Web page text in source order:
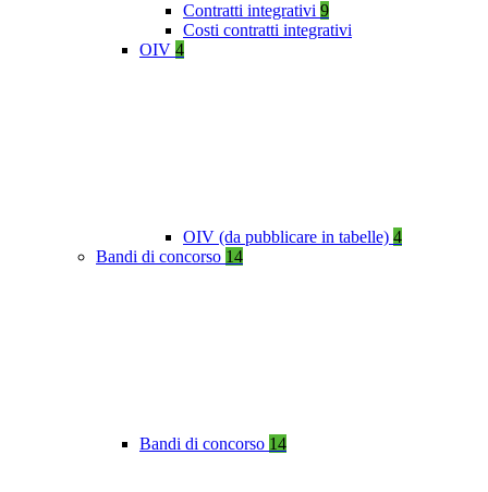
Contratti integrativi 9
Costi contratti integrativi
OIV 4
OIV (da pubblicare in tabelle) 4
Bandi di concorso 14
Bandi di concorso 14